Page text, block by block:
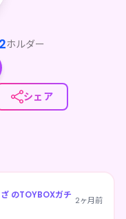
2ホルダー
シェア
のTOYBOXガチ 2ヶ月前